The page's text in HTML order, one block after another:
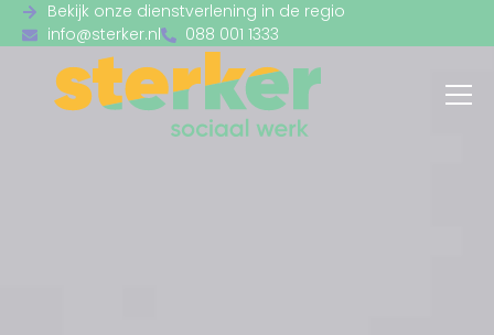
Bekijk onze dienstverlening in de regio
info@sterker.nl
088 001 1333